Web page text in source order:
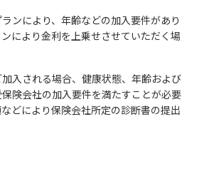
ンにより、年齢などの加入要件があり
により金利を上乗せさせていただく場
入される場合、健康状態、年齢および
険会社の加入要件を満たすことが必要
どにより保険会社所定の診断書の提出